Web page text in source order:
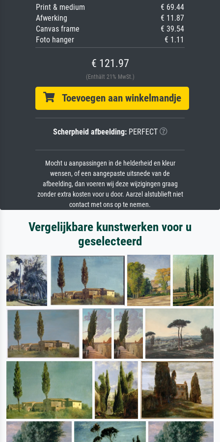
Print & medium
€ 69.44
Afwerking
€ 11.87
Canvas frame
€ 39.54
Foto hanger
€ 1.11
€ 121.97
(Enthält 21% MwSt.)
Toevoegen aan winkelmandje
Scherpheid afbeelding:PERFECT
Mocht u aanpassingen in de helderheid en kleur
wensen, of een aangepaste uitsnede van de
afbeelding, dan voeren wij deze wijzigingen graag
zonder extra kosten voor u door. Aarzel alstublieft niet
contact met ons op te nemen.
Vergelijkbare kunstwerken voor u
geselecteerd